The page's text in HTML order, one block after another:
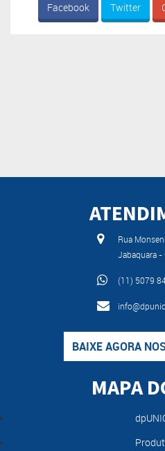
Facebook Twitter
Rua
Jabaquara -
(11) 5079
BAIXE AGORA
MAPA